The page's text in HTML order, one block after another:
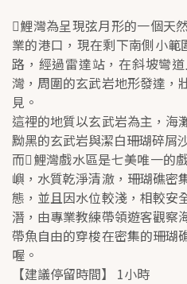
𩵺鯉灣為呈現弦月形的一個天
業的港口，現在剩下南側小範
路，經過雷達站，在斜坡彎
灣，周圍的玄武岩地形發達，
見。
這裡的地質以玄武岩為主，海
黝黑的玄武岩與潔白珊瑚碎屑
而𩵺鯉灣戲水區是七美唯一的
嶼，水質乾淨清澈，珊瑚礁密
態，並且因水位較淺，相較安
潛，由專業教練帶領遊客觀察
帶魚自由的穿梭在密集的珊瑚
喔。
【建議停留時間】 1小時